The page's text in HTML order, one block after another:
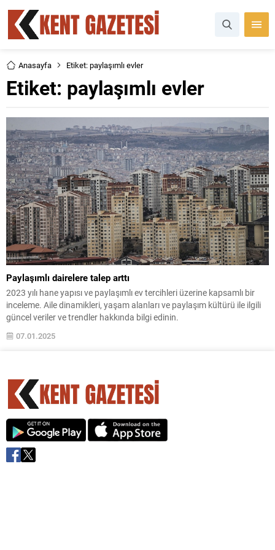
Anasayfa Etiket: paylaşımlı evler
Etiket: paylaşımlı evler
Paylaşımlı dairelere talep arttı
2023 yılı hane yapısı ve paylaşımlı ev tercihleri üzerine kapsamlı bir
inceleme. Aile dinamikleri, yaşam alanları ve paylaşım kültürü ile ilgili
güncel veriler ve trendler hakkında bilgi edinin.
07.01.2025